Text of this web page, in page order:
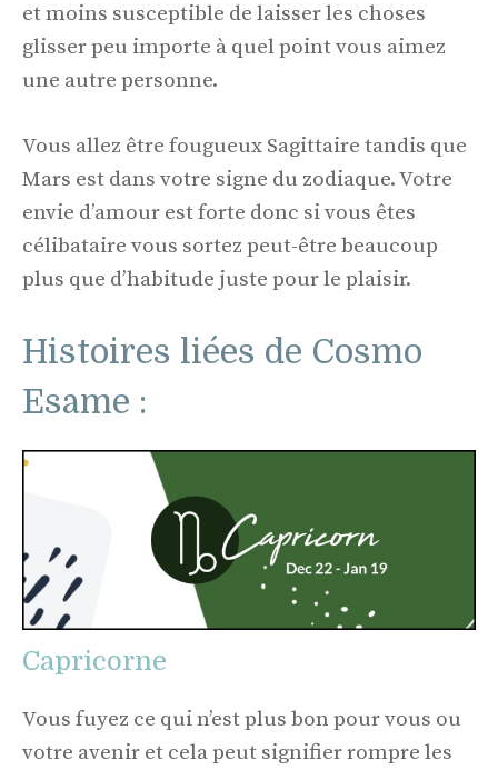
et moins susceptible de laisser les choses
glisser peu importe à quel point vous aimez
une autre personne.
Vous allez être fougueux Sagittaire tandis que
Mars est dans votre signe du zodiaque. Votre
envie d’amour est forte donc si vous êtes
célibataire vous sortez peut-être beaucoup
plus que d’habitude juste pour le plaisir.
Histoires liées de Cosmo
Esame :
Capricorne
Vous fuyez ce qui n’est plus bon pour vous ou
votre avenir et cela peut signifier rompre les